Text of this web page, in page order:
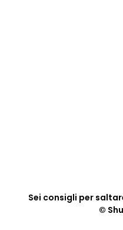
Sei consigli per
©